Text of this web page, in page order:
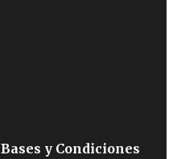
Bases y Condiciones